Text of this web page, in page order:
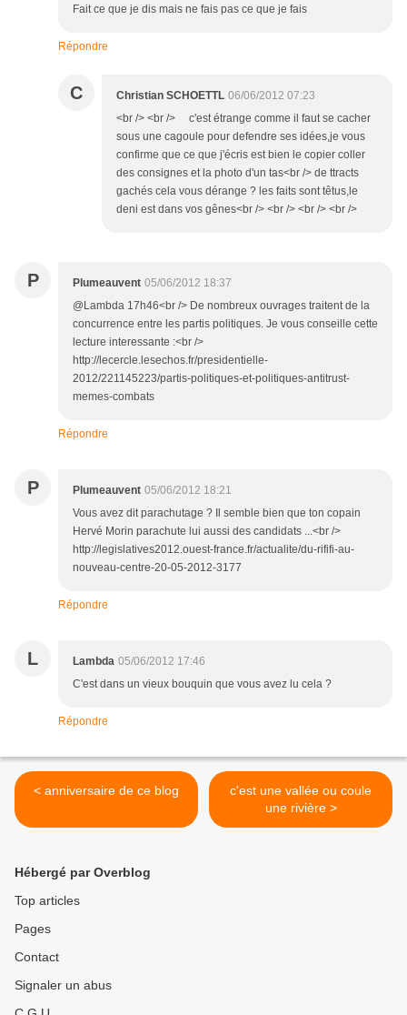
Fait ce que je dis mais ne fais pas ce que je fais
Répondre
C Christian SCHOETTL 06/06/2012 07:23
<br /> <br /> c'est étrange comme il faut se cacher
sous une cagoule pour defendre ses idées,je vous
confirme que ce que j'écris est bien le copier coller
des consignes et la photo d'un tas<br /> de ttracts
gachés cela vous dérange ? les faits sont têtus,le
deni est dans vos gênes<br /> <br /> <br /> <br />
P Plumeauvent 05/06/2012 18:37
@Lambda 17h46<br /> De nombreux ouvrages traitent de la
concurrence entre les partis politiques. Je vous conseille cette
lecture interessante :<br />
http://lecercle.lesechos.fr/presidentielle-
2012/221145223/partis-politiques-et-politiques-antitrust-
memes-combats
Répondre
P Plumeauvent 05/06/2012 18:21
Vous avez dit parachutage ? Il semble bien que ton copain
Hervé Morin parachute lui aussi des candidats ...<br />
http://legislatives2012.ouest-france.fr/actualite/du-rififi-au-
nouveau-centre-20-05-2012-3177
Répondre
L Lambda 05/06/2012 17:46
C'est dans un vieux bouquin que vous avez lu cela ?
Répondre
< anniversaire de ce blog
c'est une vallée ou coule
une rivière >
Hébergé par Overblog
Top articles
Pages
Contact
Signaler un abus